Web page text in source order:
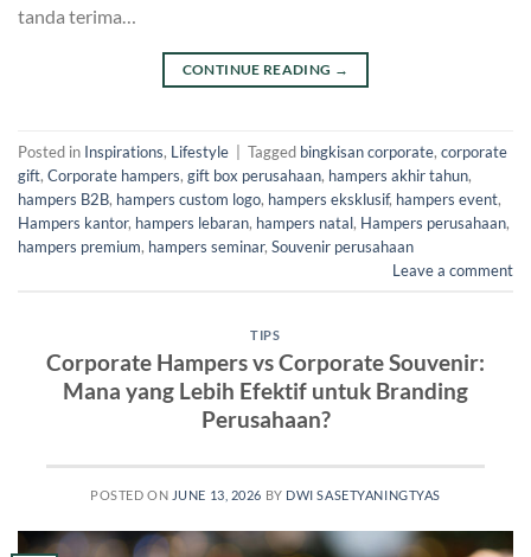
tanda terima…
CONTINUE READING →
Posted in Inspirations, Lifestyle Tagged bingkisan corporate, corporate
gift, Corporate hampers, gift box perusahaan, hampers akhir tahun,
hampers B2B, hampers custom logo, hampers eksklusif, hampers event,
Hampers kantor, hampers lebaran, hampers natal, Hampers perusahaan,
hampers premium, hampers seminar, Souvenir perusahaan
Leave a comment
TIPS
⁠Corporate Hampers vs Corporate Souvenir:
Mana yang Lebih Efektif untuk Branding
Perusahaan?
POSTED ON JUNE 13, 2026 BY DWI SASETYANINGTYAS